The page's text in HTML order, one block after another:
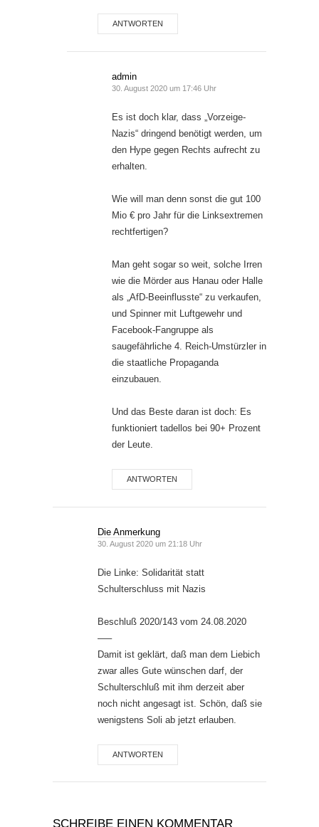
ANTWORTEN
admin
30. August 2020 um 17:46 Uhr
Es ist doch klar, dass „Vorzeige-
Nazis“ dringend benötigt werden, um
den Hype gegen Rechts aufrecht zu
erhalten.
Wie will man denn sonst die gut 100
Mio € pro Jahr für die Linksextremen
rechtfertigen?
Man geht sogar so weit, solche Irren
wie die Mörder aus Hanau oder Halle
als „AfD-Beeinflusste“ zu verkaufen,
und Spinner mit Luftgewehr und
Facebook-Fangruppe als
saugefährliche 4. Reich-Umstürzler in
die staatliche Propaganda
einzubauen.
Und das Beste daran ist doch: Es
funktioniert tadellos bei 90+ Prozent
der Leute.
ANTWORTEN
Die Anmerkung
30. August 2020 um 21:18 Uhr
Die Linke: Solidarität statt
Schulterschluss mit Nazis
Beschluß 2020/143 vom 24.08.2020
—–
Damit ist geklärt, daß man dem Liebich
zwar alles Gute wünschen darf, der
Schulterschluß mit ihm derzeit aber
noch nicht angesagt ist. Schön, daß sie
wenigstens Soli ab jetzt erlauben.
ANTWORTEN
SCHREIBE EINEN KOMMENTAR